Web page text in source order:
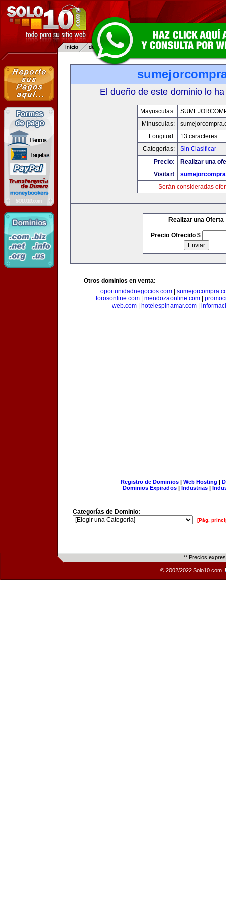
El dueño de este dominio lo
Mayusculas:
Minusculas:
Longitud:
13 caracteres
Categorias:
Sin Clasificar
Precio:
Realizar una
Visitar!
Serán consideradas
Realizar una Oferta
Precio Ofrecido $
Otros dominios en venta:
oportunidadnegocios.com|
forosonline.com| mendozaonline.com|
web.com
hotelespinamar.com
Registro de Dominios| Web Hosting |
Dominios Expirados | Industrias |
Categorías de Dominio:
[Pág.
** Precios
© 2002/2022 Solo10.com